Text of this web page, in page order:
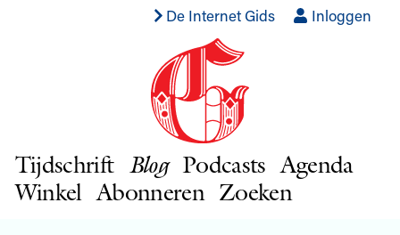
De Internet Gids Inloggen
Tijdschrift Blog Podcasts Agenda
Winkel Abonneren Zoeken